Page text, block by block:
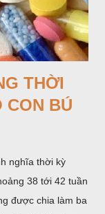
thuốc đến thai
XEM THÊM »